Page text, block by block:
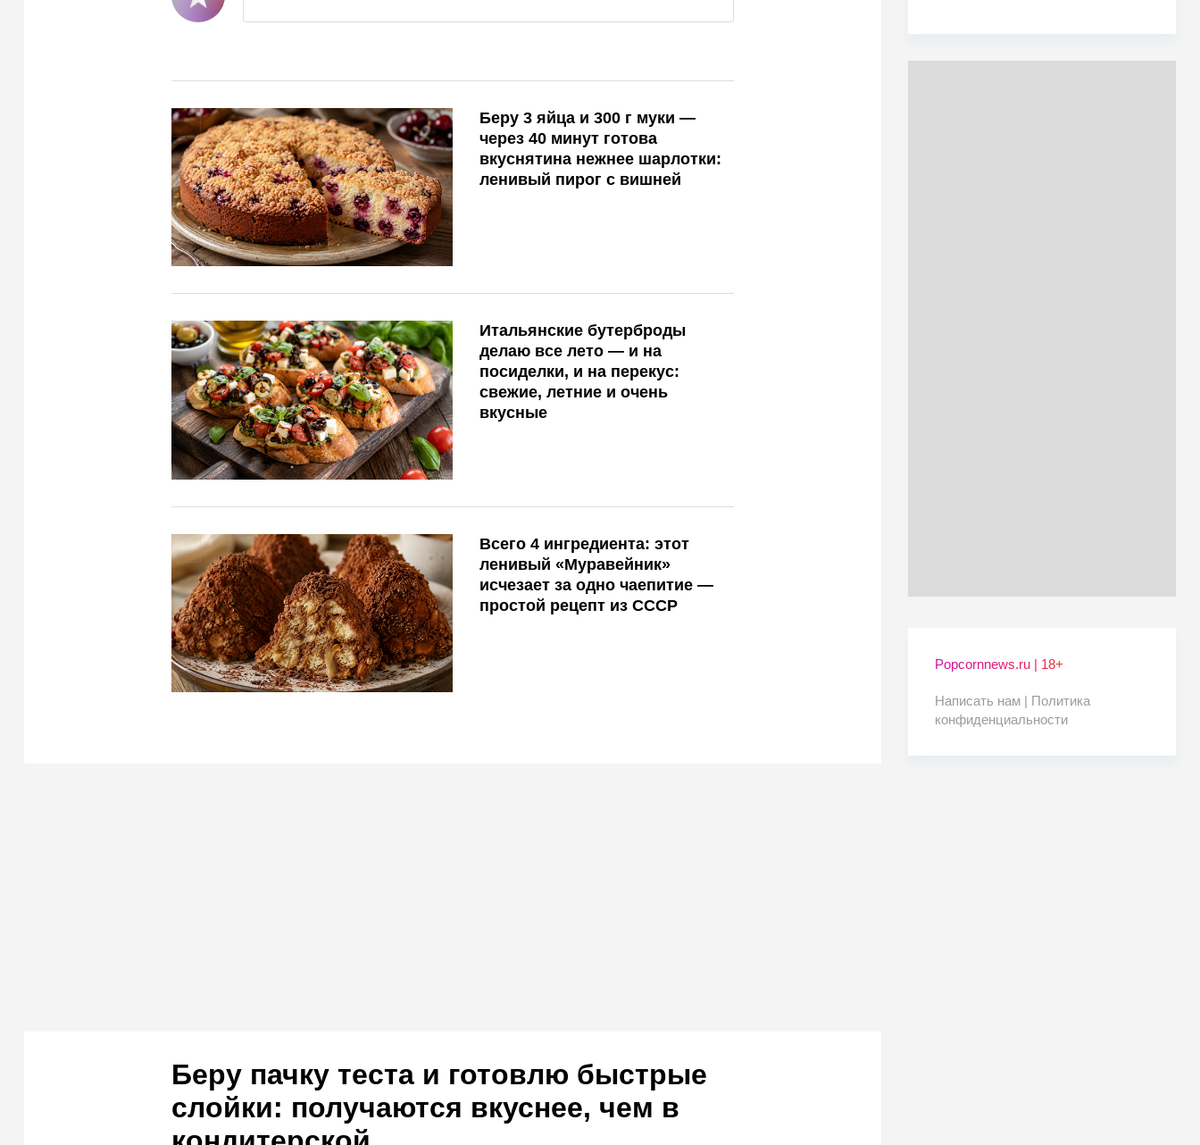
Беру 3 яйца и 300 г муки —
через 40 минут готова
вкуснятина нежнее шарлотки:
ленивый пирог с вишней
Итальянские бутерброды
делаю все лето — и на
посиделки, и на перекус:
свежие, летние и очень
вкусные
Всего 4 ингредиента: этот
ленивый «Муравейник»
исчезает за одно чаепитие —
простой рецепт из СССР
Беру пачку теста и готовлю быстрые
слойки: получаются вкуснее, чем в
Popcornnews.ru | 18+
Написать нам | Политика
конфиденциальности